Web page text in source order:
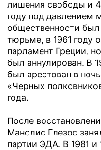
лишения свободы и
году под давлением
общественности
тюрьме, в 1961 году
парламент Греции,
был аннулирован. В
был арестован в
«Черных
года.
После
Манолис Глезос
партии ЭДА. В 1981 и